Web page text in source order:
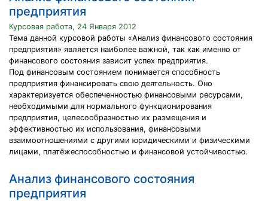
предприятия
Курсовая работа, 24 Января 2012
Тема данной курсовой работы «Анализ финансового состояния
предприятия» является наиболее важной, так как именно от
финансового состояния зависит успех предприятия.
Под финансовым состоянием понимается способность
предприятия финансировать свою деятельность. Оно
характеризуется обеспеченностью финансовыми ресурсами,
необходимыми для нормального функционирования
предприятия, целесообразностью их размещения и
эффективностью их использования, финансовыми
взаимоотношениями с другими юридическими и физическими
лицами, платёжеспособностью и финансовой устойчивостью.
Анализ финансового состояния
предприятия